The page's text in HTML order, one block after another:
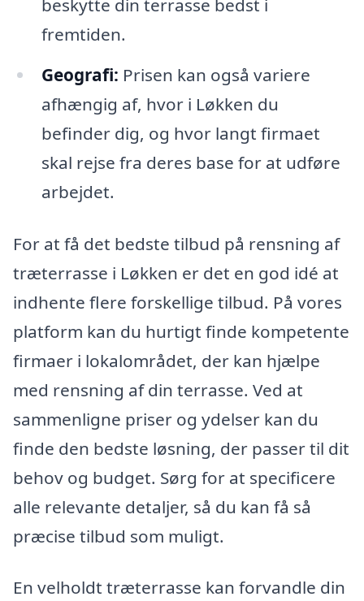
beskytte din terrasse bedst i
fremtiden.
Geografi: Prisen kan også variere
afhængig af, hvor i Løkken du
befinder dig, og hvor langt firmaet
skal rejse fra deres base for at udføre
arbejdet.
For at få det bedste tilbud på rensning af
træterrasse i Løkken er det en god idé at
indhente flere forskellige tilbud. På vores
platform kan du hurtigt finde kompetente
firmaer i lokalområdet, der kan hjælpe
med rensning af din terrasse. Ved at
sammenligne priser og ydelser kan du
finde den bedste løsning, der passer til dit
behov og budget. Sørg for at specificere
alle relevante detaljer, så du kan få så
præcise tilbud som muligt.
En velholdt træterrasse kan forvandle din